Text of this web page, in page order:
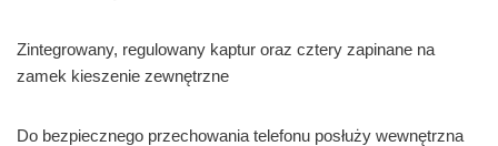
Zintegrowany, regulowany kaptur oraz cztery zapinane na
zamek kieszenie zewnętrzne
Do bezpiecznego przechowania telefonu posłuży wewnętrzna